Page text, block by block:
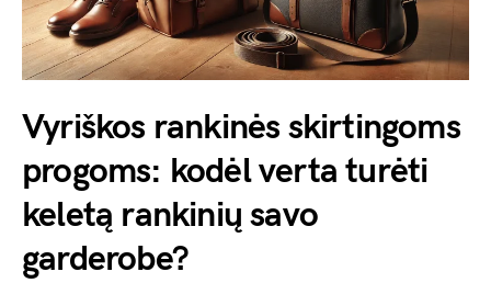
Vyriškos rankinės skirtingoms
progoms: kodėl verta turėti
keletą rankinių savo
garderobe?